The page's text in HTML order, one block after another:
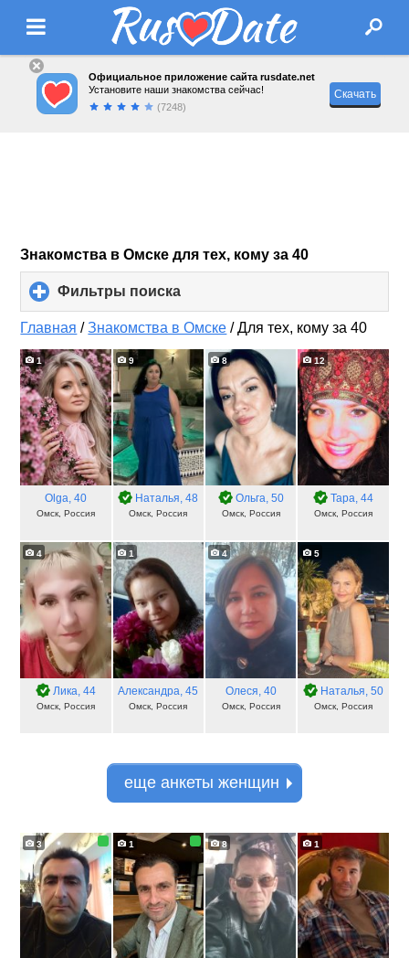
Официальное приложение сайта rusdate.net
Установите наши знакомства сейчас!
(7248)
Скачать
Знакомства в Омске для тех, кому за 40
Фильтры поиска
to
expand
contents
Главная /Знакомства в Омске /Для тех, кому за 40
1
Olga, 40
Омск, Россия
9
Наталья, 48
Омск, Россия
8
Ольга, 50
Омск, Россия
12
Тара, 44
Омск, Россия
4
Лика, 44
Омск, Россия
1
Александра, 45
Омск, Россия
4
Олеся, 40
Омск, Россия
5
Наталья, 50
Омск, Россия
еще анкеты женщин
3 1 8 1